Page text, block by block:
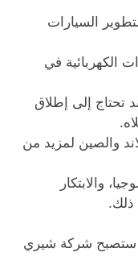
السيارات
الكهربائية في
تحتاج إلى إطلاق
والصين لمزيد من
والابتكار
ذلك.
ستصبح شركة شيري